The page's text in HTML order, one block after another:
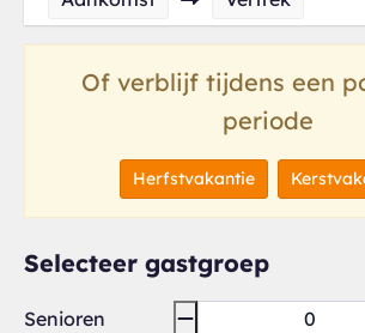
Of verblijf tijdens een
periode
Herfstvakantie
Selecteer gastgroep
Senioren